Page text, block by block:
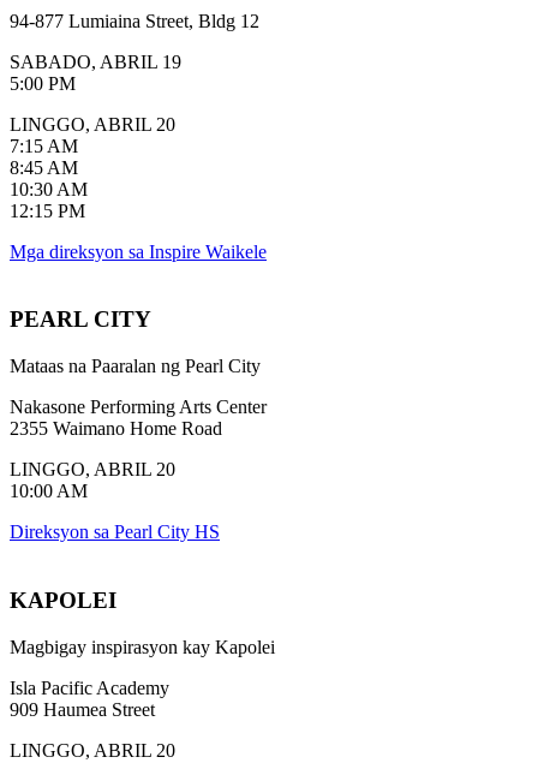
94-877 Lumiaina Street, Bldg 12
SABADO, ABRIL 19
5:00 PM
LINGGO, ABRIL 20
7:15 AM
8:45 AM
10:30 AM
12:15 PM
Mga direksyon sa Inspire Waikele
PEARL CITY
Mataas na Paaralan ng Pearl City
Nakasone Performing Arts Center
2355 Waimano Home Road
LINGGO, ABRIL 20
10:00 AM
Direksyon sa Pearl City HS
KAPOLEI
Magbigay inspirasyon kay Kapolei
Isla Pacific Academy
909 Haumea Street
LINGGO, ABRIL 20